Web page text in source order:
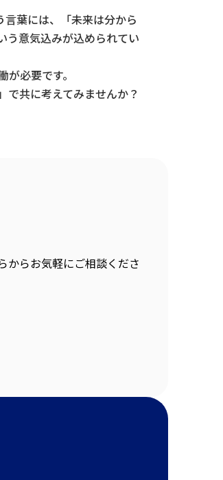
葉には、「未来は分から
う意気込みが込められてい
必要です。
で共に考えてみませんか？
からお気軽にご相談くださ